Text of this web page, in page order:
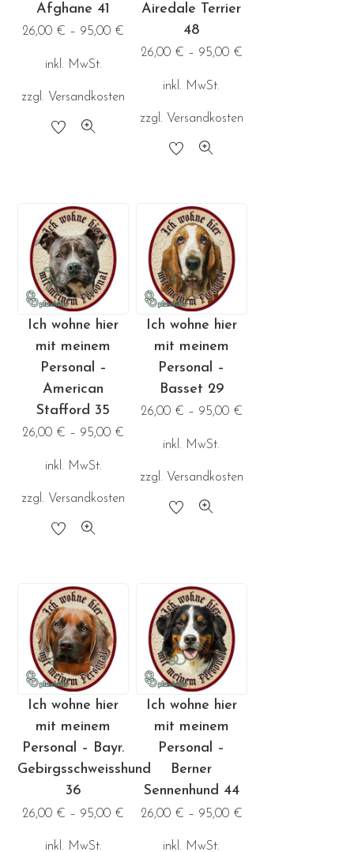
Afghane 41
26,00 € – 95,00 €
inkl. MwSt.
zzgl. Versandkosten
Dieses
Varianten
auf.
Die
Optionen
können
auf
der
Produktseite
gewählt
werden
Airedale Terrier
48
26,00 € – 95,00 €
inkl. MwSt.
zzgl. Versandkosten
Dieses
mehrere
Varianten
auf.
Die
Optionen
auf
der
Produktseite
Ich wohne hier
mit meinem
Personal –
American
Stafford 35
26,00 € – 95,00 €
inkl. MwSt.
zzgl. Versandkosten
Dieses
mehrere
Varianten
auf.
Die
Optionen
der
Produktseite
gewählt
werden
Ich wohne hier
mit meinem
Personal –
Basset 29
26,00 € – 95,00 €
inkl. MwSt.
zzgl. Versandkosten
Dieses
Varianten
auf.
Die
Optionen
können
auf
der
Produktseite
gewählt
werden
Ich wohne hier
mit meinem
Personal – Bayr.
Gebirgsschweisshund
36
26,00 € – 95,00 €
inkl. MwSt.
Ich wohne hier
mit meinem
Personal –
Berner
Sennenhund 44
26,00 € – 95,00 €
inkl. MwSt.